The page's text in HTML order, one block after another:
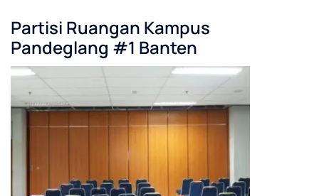
Partisi Ruangan Kampus
Pandeglang #1 Banten